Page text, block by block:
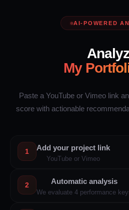
AI-POWERED
My
Paste a YouTube or Vimeo link
score with actionable
1 Add your project link
YouTube or Vimeo
2 Automatic analysis
We evaluate 4 performance